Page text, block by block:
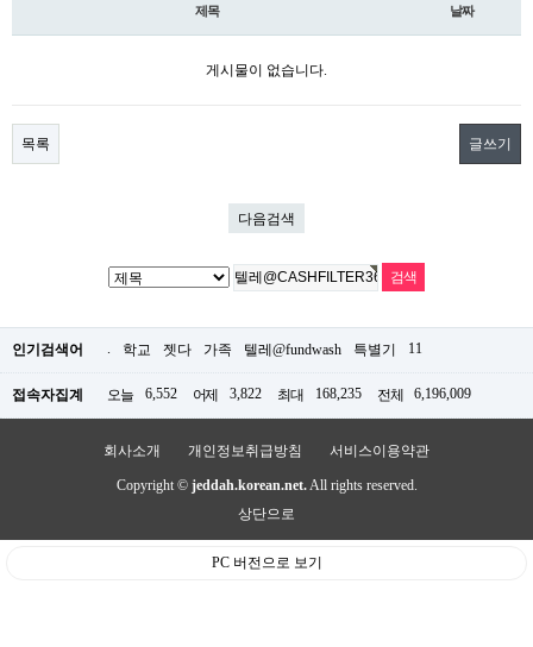
제목 날짜
게시물이 없습니다.
목록 글쓰기
다음검색
인기검색어 . 학교 젯다 가족 텔레@fundwash 특별기 11
접속자집계 오늘 6,552 어제 3,822 최대 168,235 전체 6,196,009
회사소개 개인정보취급방침 서비스이용약관
Copyright © jeddah.korean.net.All rights reserved.
상단으로
PC 버전으로 보기